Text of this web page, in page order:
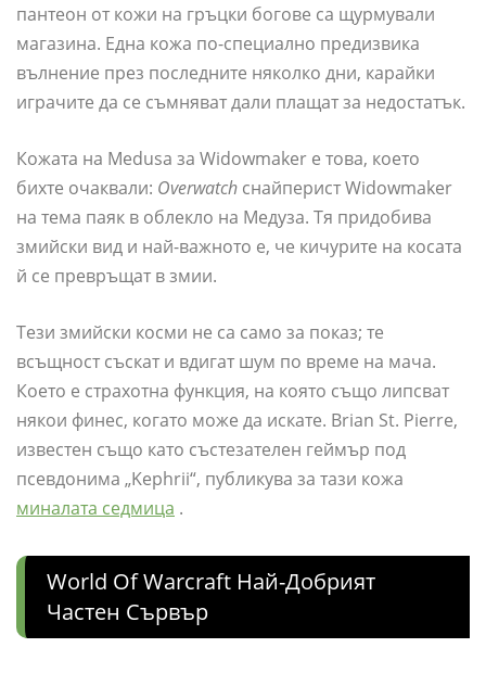
пантеон от кожи на гръцки богове са щурмували
магазина. Една кожа по-специално предизвика
вълнение през последните няколко дни, карайки
играчите да се съмняват дали плащат за недостатък.
Кожата на Medusa за Widowmaker е това, което
бихте очаквали: Overwatch снайперист Widowmaker
на тема паяк в облекло на Медуза. Тя придобива
змийски вид и най-важното е, че кичурите на косата
й се превръщат в змии.
Тези змийски косми не са само за показ; те
всъщност съскат и вдигат шум по време на мача.
Което е страхотна функция, на която също липсват
някои финес, когато може да искате. Brian St. Pierre,
известен също като състезателен геймър под
псевдонима „Kephrii“, публикува за тази кожа
миналата седмица .
World Of Warcraft Най-Добрият
Частен Сървър